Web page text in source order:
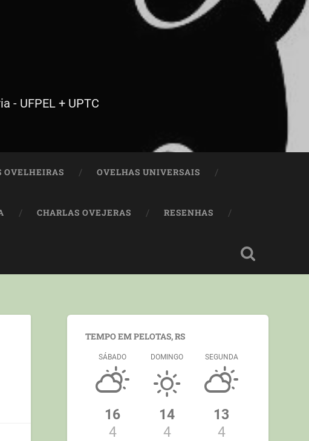
- UFPEL + UPTC
OVELHEIRAS OVELHAS UNIVERSAIS
CHARLAS OVEJERAS RESENHAS
TEMPO EM PELOTAS, RS
SÁBADO
16
4
DOMINGO
14
4
SEGUNDA
13
4